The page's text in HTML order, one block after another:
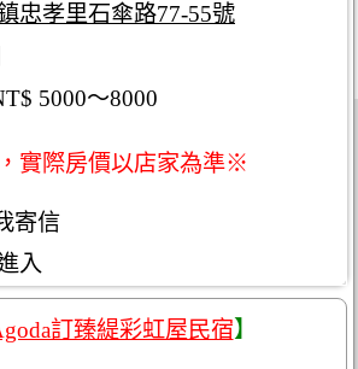
忠孝里石傘路77-55號
5000～8000
實際房價以店家為準※
寄信
入
訂臻緹彩虹屋民宿】